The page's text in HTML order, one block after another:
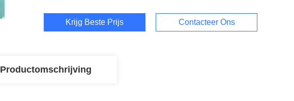
Krijg Beste Prijs Contacteer Ons
Productomschrijving